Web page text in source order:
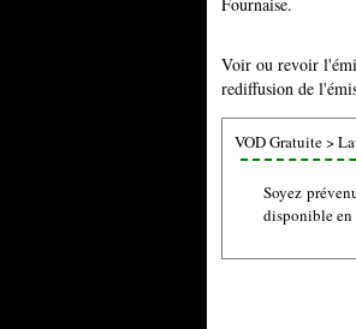
Voir ou revoir
rediffusion de
VOD Gratuite>
Soyez
disponible en